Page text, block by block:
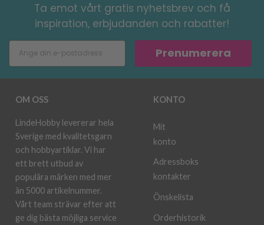
Ta emot vårt gratis nyhetsbrev och få
inspiration, erbjudanden och rabatter!
Prenumerera
OM OSS
LindeHobby levererar hela
Sverige med kvalitetsgarn
och hobbyartiklar. Vi har
ett brett utbud av
populära märken med mer
än 5000 artikelnummer.
Vårt team strävar efter att
ge dig bästa möjliga service
KONTO
Mit
konto
Adressboks
kontakter
Önskelista
Orderhistorik